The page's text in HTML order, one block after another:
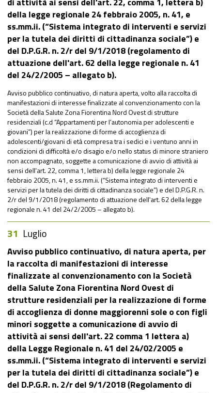
della legge regionale 24 febbraio 2005, n. 41, e
ss.mm.ii. (“Sistema integrato di interventi e servizi
per la tutela dei diritti di cittadinanza sociale”) e
del D.P.G.R. n. 2/r del 9/1/2018 (regolamento di
attuazione dell'art. 62 della legge regionale n. 41
del 24/2/2005 – allegato b).
Avviso pubblico continuativo, di natura aperta, volto alla raccolta di
manifestazioni di interesse finalizzate al convenzionamento con la
Società della Salute Zona Fiorentina Nord Ovest di strutture
residenziali (c.d “Appartamenti per l’autonomia per adolescenti e
giovani”) per la realizzazione di forme di accoglienza di
adolescenti/giovani di età compresa tra i sedici e i ventuno anni in
condizioni di difficoltà e/o disagio e/o nello status di minore straniero
non accompagnato, soggette a comunicazione di avvio di attività ai
sensi dell'art. 22, comma 1, lettera b) della legge regionale 24
febbraio 2005, n. 41, e ss.mm.ii. (“Sistema integrato di interventi e
servizi per la tutela dei diritti di cittadinanza sociale”) e del D.P.G.R. n.
2/r del 9/1/2018 (regolamento di attuazione dell'art. 62 della legge
regionale n. 41 del 24/2/2005 – allegato b).
31 Luglio
Avviso pubblico continuativo, di natura aperta, per
la raccolta di manifestazioni di interesse
finalizzate al convenzionamento con la Società
della Salute Zona Fiorentina Nord Ovest di
strutture residenziali per la realizzazione di forme
di accoglienza di donne maggiorenni sole o con figli
minori soggette a comunicazione di avvio di
attività ai sensi dell'art. 22 comma 1 lettera a)
della Legge Regionale n. 41 del 24/02/2005 e
ss.mm.ii. (“Sistema integrato di interventi e servizi
per la tutela dei diritti di cittadinanza sociale”) e
del D.P.G.R. n. 2/r del 9/1/2018 (Regolamento di